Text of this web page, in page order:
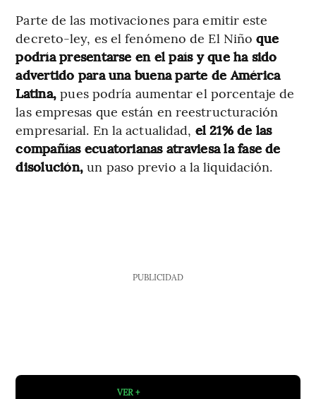
Parte de las motivaciones para emitir este
decreto-ley, es el fenómeno de El Niñoque
podría presentarse en el país y que ha sido
advertido para una buena parte de América
Latina,pues podría aumentar el porcentaje de
las empresas que están en reestructuración
empresarial. En la actualidad, el 21% de las
compañías ecuatorianas atraviesa la fase de
disolución,un paso previo a la liquidación.
PUBLICIDAD
VER +